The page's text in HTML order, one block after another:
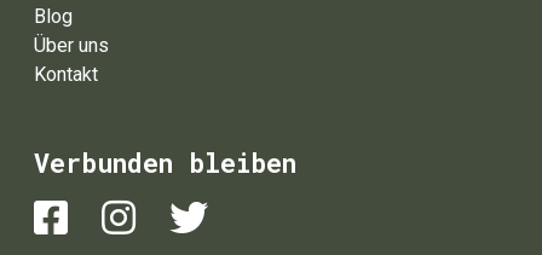
Blog
Über uns
Kontakt
Verbunden bleiben